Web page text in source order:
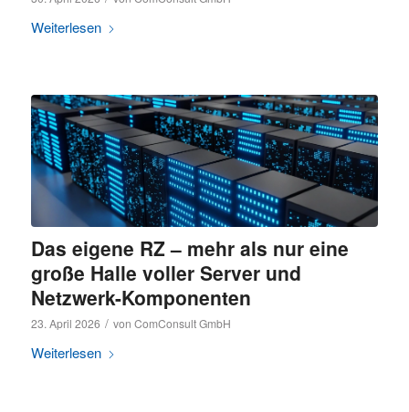
Weiterlesen
Das eigene RZ – mehr als nur eine
große Halle voller Server und
Netzwerk-Komponenten
23. April 2026 / von ComConsult GmbH
Weiterlesen